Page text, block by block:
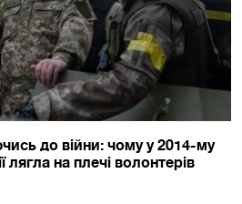
до війни: чому у 2014-му
лягла на плечі волонтерів